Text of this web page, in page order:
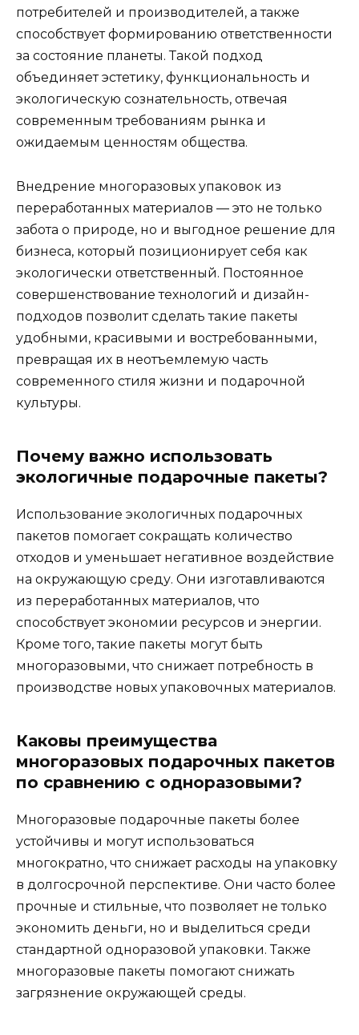
потребителей и производителей, а также
способствует формированию ответственности
за состояние планеты. Такой подход
объединяет эстетику, функциональность и
экологическую сознательность, отвечая
современным требованиям рынка и
ожидаемым ценностям общества.
Внедрение многоразовых упаковок из
переработанных материалов — это не только
забота о природе, но и выгодное решение для
бизнеса, который позиционирует себя как
экологически ответственный. Постоянное
совершенствование технологий и дизайн-
подходов позволит сделать такие пакеты
удобными, красивыми и востребованными,
превращая их в неотъемлемую часть
современного стиля жизни и подарочной
культуры.
Почему важно использовать
экологичные подарочные пакеты?
Использование экологичных подарочных
пакетов помогает сокращать количество
отходов и уменьшает негативное воздействие
на окружающую среду. Они изготавливаются
из переработанных материалов, что
способствует экономии ресурсов и энергии.
Кроме того, такие пакеты могут быть
многоразовыми, что снижает потребность в
производстве новых упаковочных материалов.
Каковы преимущества
многоразовых подарочных пакетов
по сравнению с одноразовыми?
Многоразовые подарочные пакеты более
устойчивы и могут использоваться
многократно, что снижает расходы на упаковку
в долгосрочной перспективе. Они часто более
прочные и стильные, что позволяет не только
экономить деньги, но и выделиться среди
стандартной одноразовой упаковки. Также
многоразовые пакеты помогают снижать
загрязнение окружающей среды.